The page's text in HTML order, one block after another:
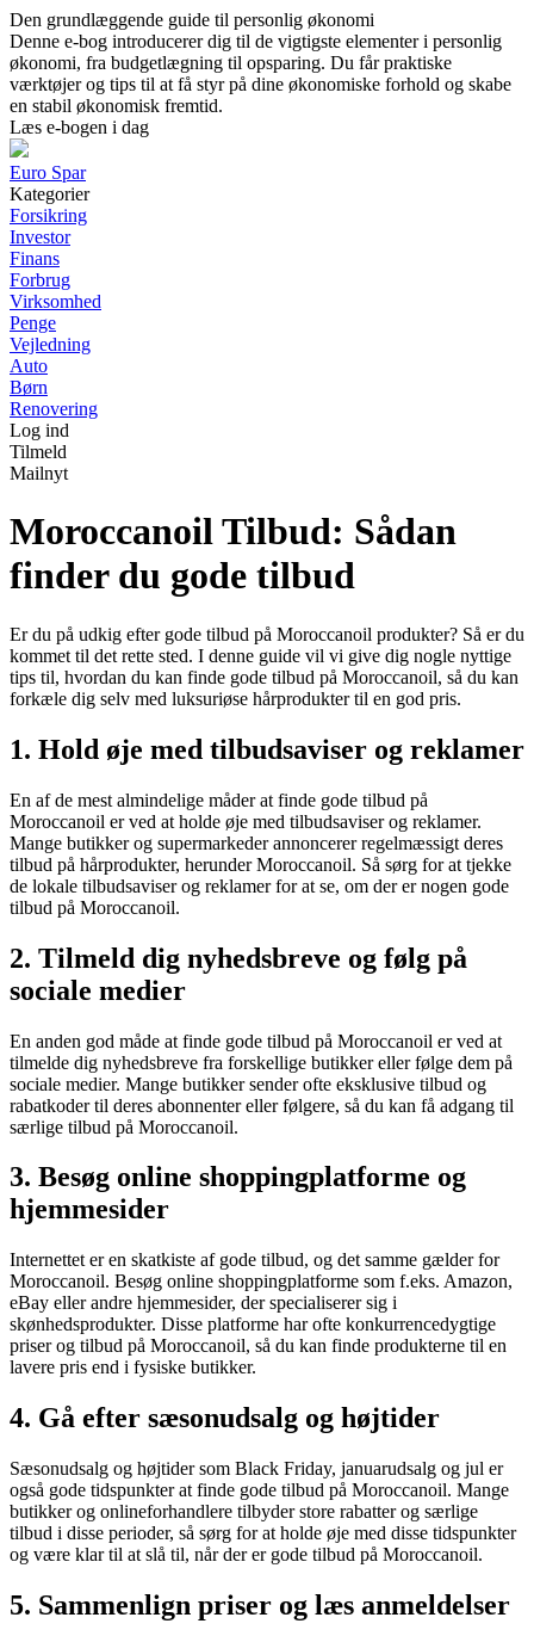
Den grundlæggende guide til personlig økonomi
Denne e-bog introducerer dig til de vigtigste elementer i personlig
økonomi, fra budgetlægning til opsparing. Du får praktiske
værktøjer og tips til at få styr på dine økonomiske forhold og skabe
en stabil økonomisk fremtid.
Læs e-bogen i dag
Euro Spar
Kategorier
Forsikring
Investor
Finans
Forbrug
Virksomhed
Penge
Vejledning
Auto
Børn
Renovering
Log ind
Tilmeld
Mailnyt
Moroccanoil Tilbud: Sådan
finder du gode tilbud
Er du på udkig efter gode tilbud på Moroccanoil produkter? Så er du
kommet til det rette sted. I denne guide vil vi give dig nogle nyttige
tips til, hvordan du kan finde gode tilbud på Moroccanoil, så du kan
forkæle dig selv med luksuriøse hårprodukter til en god pris.
1. Hold øje med tilbudsaviser og reklamer
En af de mest almindelige måder at finde gode tilbud på
Moroccanoil er ved at holde øje med tilbudsaviser og reklamer.
Mange butikker og supermarkeder annoncerer regelmæssigt deres
tilbud på hårprodukter, herunder Moroccanoil. Så sørg for at tjekke
de lokale tilbudsaviser og reklamer for at se, om der er nogen gode
tilbud på Moroccanoil.
2. Tilmeld dig nyhedsbreve og følg på
sociale medier
En anden god måde at finde gode tilbud på Moroccanoil er ved at
tilmelde dig nyhedsbreve fra forskellige butikker eller følge dem på
sociale medier. Mange butikker sender ofte eksklusive tilbud og
rabatkoder til deres abonnenter eller følgere, så du kan få adgang til
særlige tilbud på Moroccanoil.
3. Besøg online shoppingplatforme og
hjemmesider
Internettet er en skatkiste af gode tilbud, og det samme gælder for
Moroccanoil. Besøg online shoppingplatforme som f.eks. Amazon,
eBay eller andre hjemmesider, der specialiserer sig i
skønhedsprodukter. Disse platforme har ofte konkurrencedygtige
priser og tilbud på Moroccanoil, så du kan finde produkterne til en
lavere pris end i fysiske butikker.
4. Gå efter sæsonudsalg og højtider
Sæsonudsalg og højtider som Black Friday, januarudsalg og jul er
også gode tidspunkter at finde gode tilbud på Moroccanoil. Mange
butikker og onlineforhandlere tilbyder store rabatter og særlige
tilbud i disse perioder, så sørg for at holde øje med disse tidspunkter
og være klar til at slå til, når der er gode tilbud på Moroccanoil.
5. Sammenlign priser og læs anmeldelser